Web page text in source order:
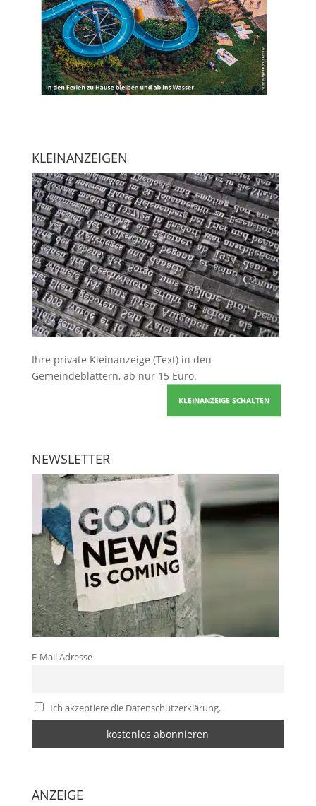
KLEINANZEIGEN
Ihre private Kleinanzeige (Text) in den
Gemeindeblättern, ab nur 15 Euro.
KLEINANZEIGE SCHALTEN
NEWSLETTER
E-Mail Adresse
Ich akzeptiere die Datenschutzerklärung.
ANZEIGE